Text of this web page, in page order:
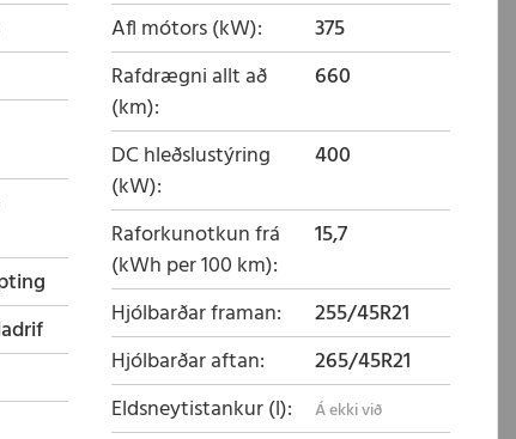
Afl mótors (kW)
375
Rafdrægni allt að
(km)
660
DC hleðslustýring
(kW)
400
Raforkunotkun frá
(kWh per 100 km)
15,7
Hjólbarðar framan
255/45R21
Hjólbarðar aftan
265/45R21
Eldsneytistankur (l)